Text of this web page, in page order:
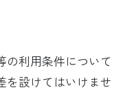
の利用条件について
を設けてはいけませ